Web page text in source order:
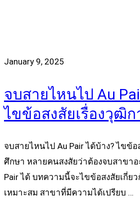
January 9, 2025
จบสายไหนไป Au
ไขข้อสงสัยเรื่องวุฒิก
จบสายไหนไป Au Pair ได้บ้าง? ไขข้
ศึกษา หลายคนสงสัยว่าต้องจบสาขาอ
Pair ได้ บทความนี้จะไขข้อสงสัยเกี่ย
เหมาะสม สาขาที่มีความได้เปรียบ …